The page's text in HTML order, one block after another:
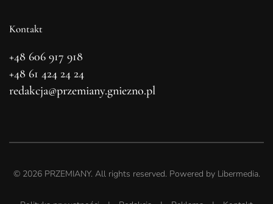
Kontakt
+48 606 917 918
+48 61 424 24 24
redakcja@przemiany.gniezno.pl
© 2026PRZEMIANY. All rights reserved. Powered by Libermedia.